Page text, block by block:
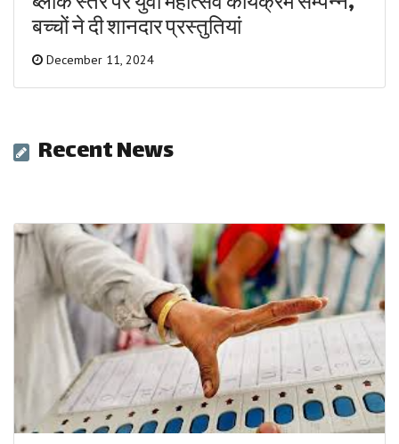
बच्चों ने दी शानदार प्रस्तुतियां
December 11, 2024
Recent News